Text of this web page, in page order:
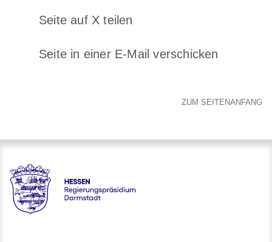
Seite auf X teilen
Öffnet sich in einem neuen Fenster
Seite in einer E-Mail verschicken
Öffnet sich in einem neuen
ZUM SEITENANFANG
Hessen - Regierungspräsidium Darmstadt